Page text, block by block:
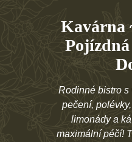
Kavárna
Rodinné bistro s
pečení,
limonády a
maximální péčí!